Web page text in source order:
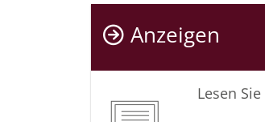
Anzeigen
Lesen